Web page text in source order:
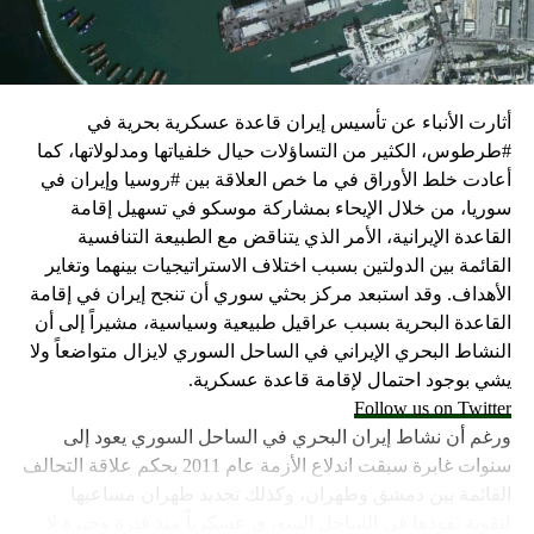
كما وقال بيان من مكتب نتنياهو إنه مصر على بقاء القوات
الإسرائيلية في محور فيلادلفيا “لمنع الإرهابيين من إعادة
التسلح”.
وفي هذا السياق، قال الكاتب والباحث السياسي الفلسطيني
جمال زقوت في حديث لـ”سكاي نيوز عربية”:
حماس ليست عقبة في المفاوضات وأي حديث من هذا
القبيل تجني على الموقف الفلسطيني.
المعضلة الأساسية هي أن نتنياهو يعرض المجتمع
الإسرائيلي والمنطقة للخطر.
حماس وافقت على الإطار الرئيسي الذي قدمه جو بايدن
وقالت إنها وافقت على تصورات يوليو.
حماس تدرك أن وقف إطلاق النار مصلحة لفلسطين
والمنطقة.
أثارت الأنباء عن تأسيس إيران قاعدة عسكرية بحرية في
#طرطوس، الكثير من التساؤلات حيال خلفياتها ومدلولاتها، كما
أعادت خلط الأوراق في ما خص العلاقة بين #روسيا وإيران في
سوريا، من خلال الإيحاء بمشاركة موسكو في تسهيل إقامة
القاعدة الإيرانية، الأمر الذي يتناقض مع الطبيعة التنافسية
القائمة بين الدولتين بسبب اختلاف الاستراتيجيات بينهما وتغاير
الأهداف. وقد استبعد مركز بحثي سوري أن تنجح إيران في إقامة
القاعدة البحرية بسبب عراقيل طبيعية وسياسية، مشيراً إلى أن
النشاط البحري الإيراني في الساحل السوري لايزال متواضعاً ولا
يشي بوجود احتمال لإقامة قاعدة عسكرية.
Follow us on Twitter
ورغم أن نشاط إيران البحري في الساحل السوري يعود إلى
سنوات غابرة سبقت اندلاع الأزمة عام 2011 بحكم علاقة التحالف